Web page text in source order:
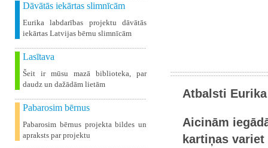
Dāvātās iekārtas slimnīcām
Eurika labdarības projektu dāvātās
iekārtas Latvijas bērnu slimnīcām
Lasītava
Šeit ir mūsu mazā biblioteka, par
daudz un dažādām lietām
Pabarosim bērnus
Pabarosim bērnus projekta bildes un
apraksts par projektu
Atbalsti
Aicinām
kartiņas variet